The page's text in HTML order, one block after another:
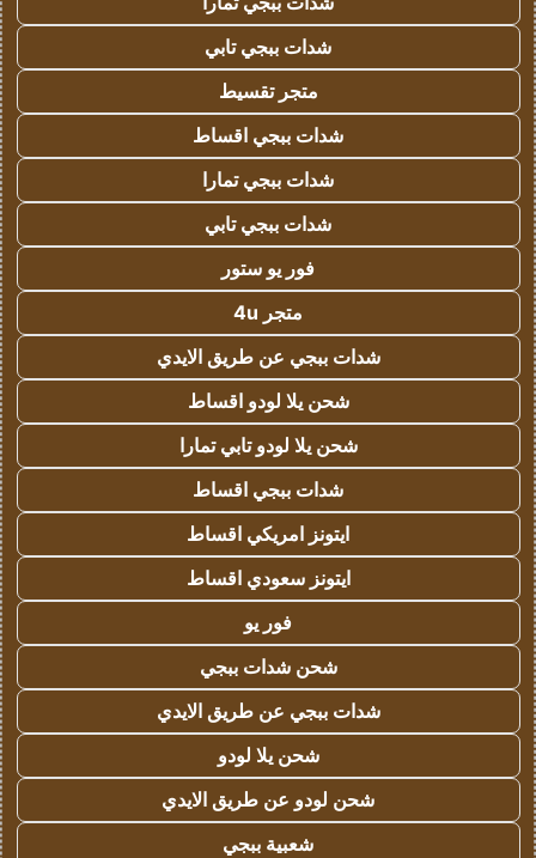
شدات ببجي تابي
متجر تقسيط
شدات ببجي اقساط
شدات ببجي تمارا
شدات ببجي تابي
فور يو ستور
متجر 4u
شدات ببجي عن طريق الايدي
شحن يلا لودو اقساط
شحن يلا لودو تابي تمارا
شدات ببجي اقساط
ايتونز امريكي اقساط
ايتونز سعودي اقساط
فور يو
شحن شدات ببجي
شدات ببجي عن طريق الايدي
شحن يلا لودو
شحن لودو عن طريق الايدي
شعبية ببجي